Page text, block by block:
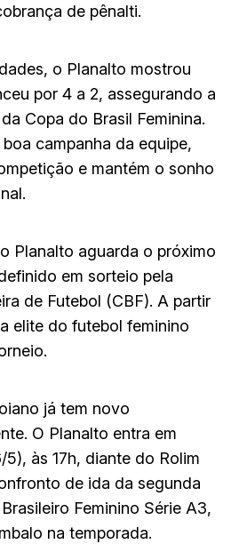
de pênalti.
o Planalto mostrou
por 4 a 2, assegurando a
Copa do Brasil Feminina.
campanha da equipe,
e mantém o sonho
Planalto aguarda o próximo
em sorteio pela
de Futebol (CBF). A partir
elite do futebol feminino
já tem novo
O Planalto entra em
às 17h, diante do Rolim
de ida da segunda
Feminino Série A3,
na temporada.